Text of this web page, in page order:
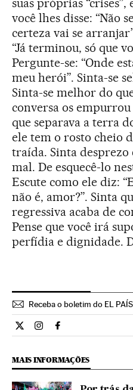
suas próprias “crises”,
você lhes disse: “Não
certeza vai se
“Já terminou, só que
Pergunte-se: “Onde
meu herói”. Sinta-se
Sinta-se melhor do
conversa os
que separava a terra
ele tem o rosto cheio
traída. Sinta desprezo
mal. De esquecê-lo
Escute como ele diz:
não é, amor?”. Sinta
regressiva acaba de
Pense que você irá
perfídia e dignidade.
Receba o boletim do EL
Opiniao El País Brasil en
Opiniao El País Brasil
Opiniao El País
MAIS INFORMAÇÕES